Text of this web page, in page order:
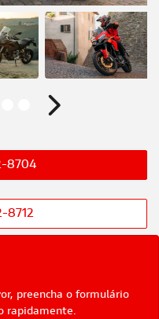
preencha o formulário
rapidamente.
Próximo
8704
8712